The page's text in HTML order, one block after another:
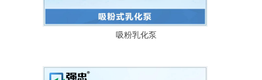
吸粉乳化泵